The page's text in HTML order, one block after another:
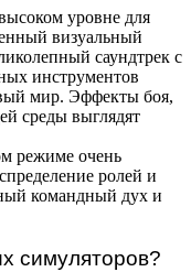
уровне для
визуальный
саундтрек с
инструментов
мир. Эффекты боя,
среды выглядят
режиме очень
ролей и
командный дух и
симуляторов?